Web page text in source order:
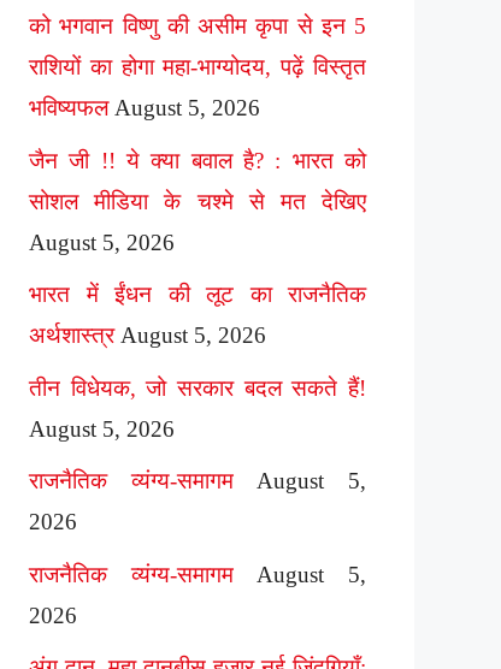
को भगवान विष्णु की असीम कृपा से इन 5
राशियों का होगा महा-भाग्योदय, पढ़ें विस्तृत
भविष्यफल August 5, 2026
जैन जी !! ये क्या बवाल है? : भारत को
सोशल मीडिया के चश्मे से मत देखिए
August 5, 2026
भारत में ईंधन की लूट का राजनैतिक
अर्थशास्त्र August 5, 2026
तीन विधेयक, जो सरकार बदल सकते हैं!
August 5, 2026
राजनैतिक व्यंग्य-समागम
August 5,
2026
राजनैतिक व्यंग्य-समागम
August 5,
2026